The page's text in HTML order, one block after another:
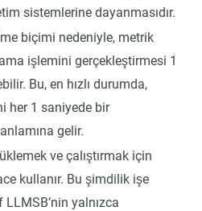
sistemlerine dayanmasıdır.
biçimi nedeniyle, metrik
işlemini gerçekleştirmesi 1
Bu, en hızlı durumda,
her 1 saniyede bir
gelir.
ve çalıştırmak için
kullanır. Bu şimdilik işe
LLMSB’nin yalnızca